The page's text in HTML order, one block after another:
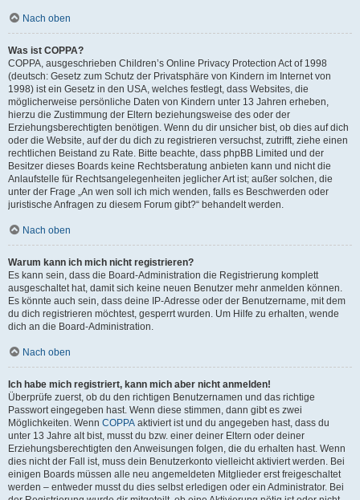
Nach oben
Was ist COPPA?
COPPA, ausgeschrieben Children’s Online Privacy Protection Act of 1998
(deutsch: Gesetz zum Schutz der Privatsphäre von Kindern im Internet von
1998) ist ein Gesetz in den USA, welches festlegt, dass Websites, die
möglicherweise persönliche Daten von Kindern unter 13 Jahren erheben,
hierzu die Zustimmung der Eltern beziehungsweise des oder der
Erziehungsberechtigten benötigen. Wenn du dir unsicher bist, ob dies auf dich
oder die Website, auf der du dich zu registrieren versuchst, zutrifft, ziehe einen
rechtlichen Beistand zu Rate. Bitte beachte, dass phpBB Limited und der
Besitzer dieses Boards keine Rechtsberatung anbieten kann und nicht die
Anlaufstelle für Rechtsangelegenheiten jeglicher Art ist; außer solchen, die
unter der Frage „An wen soll ich mich wenden, falls es Beschwerden oder
juristische Anfragen zu diesem Forum gibt?“ behandelt werden.
Nach oben
Warum kann ich mich nicht registrieren?
Es kann sein, dass die Board-Administration die Registrierung komplett
ausgeschaltet hat, damit sich keine neuen Benutzer mehr anmelden können.
Es könnte auch sein, dass deine IP-Adresse oder der Benutzername, mit dem
du dich registrieren möchtest, gesperrt wurden. Um Hilfe zu erhalten, wende
dich an die Board-Administration.
Nach oben
Ich habe mich registriert, kann mich aber nicht anmelden!
Überprüfe zuerst, ob du den richtigen Benutzernamen und das richtige
Passwort eingegeben hast. Wenn diese stimmen, dann gibt es zwei
Möglichkeiten. Wenn COPPA aktiviert ist und du angegeben hast, dass du
unter 13 Jahre alt bist, musst du bzw. einer deiner Eltern oder deiner
Erziehungsberechtigten den Anweisungen folgen, die du erhalten hast. Wenn
dies nicht der Fall ist, muss dein Benutzerkonto vielleicht aktiviert werden. Bei
einigen Boards müssen alle neu angemeldeten Mitglieder erst freigeschaltet
werden – entweder musst du dies selbst erledigen oder ein Administrator. Bei